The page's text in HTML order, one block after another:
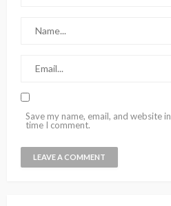
Save my name, email, and website
time I comment.